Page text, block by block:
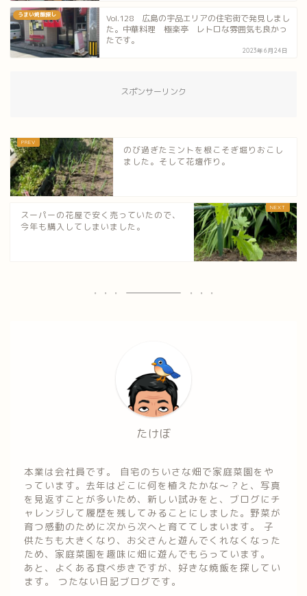
うまい焼飯探し
Vol.128 広島の宇品エリアの住宅街で発見しまし
た。中華料理 極楽亭 レトロな雰囲気も良かっ
たです。
2023年6月24日
スポンサーリンク
のび過ぎたミントを根こそぎ堀りおこし
ました。そして花壇作り。
スーパーの花屋で安く売っていたので、
今年も購入してしまいました。
たけぼ
本業は会社員です。 自宅のちいさな畑で家庭菜園をや
っています。去年はどこに何を植えたかな～？と、写真
を見返すことが多いため、新しい試みをと、ブログにチ
ャレンジして履歴を残してみることにしました。野菜が
育つ感動のために次から次へと育ててしまいます。 子
供たちも大きくなり、お父さんと遊んでくれなくなった
ため、家庭菜園を趣味に畑に遊んでもらっています。
あと、よくある食べ歩きですが、好きな焼飯を探してい
ます。 つたない日記ブログです。